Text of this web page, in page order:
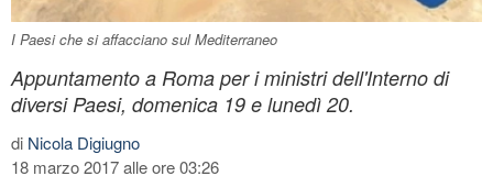
I Paesi che si affacciano sul Mediterraneo
Appuntamento a Roma per i ministri dell'Interno di
diversi Paesi, domenica 19 e lunedì 20.
di Nicola Digiugno
18 marzo 2017 alle ore 03:26